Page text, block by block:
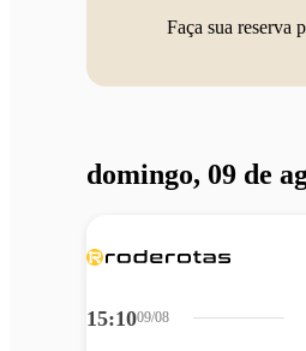
Faça sua reserva
domingo, 09 de
15:1009/08